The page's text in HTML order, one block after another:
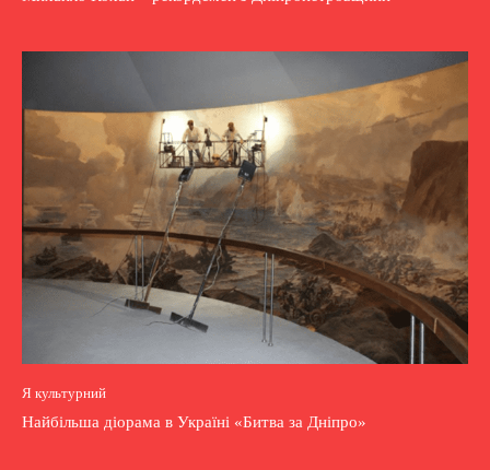
Я культурний
Найбільша діорама в Україні «Битва за Дніпро»